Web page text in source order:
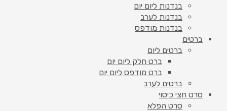
בנדנות ליום יום
בנדנות לערב
בנדנות מודפס
ברטים
ברטים ליום
ברט חלק ליום יום
ברט מודפס ליום יום
ברטים לערב
סרט חצי כיסוי
סרט הפלא